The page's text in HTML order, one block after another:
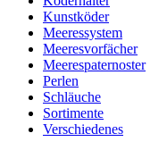
Kunstköder
Meeressystem
Meeresvorfächer
Meerespaternoster
Perlen
Schläuche
Sortimente
Verschiedenes